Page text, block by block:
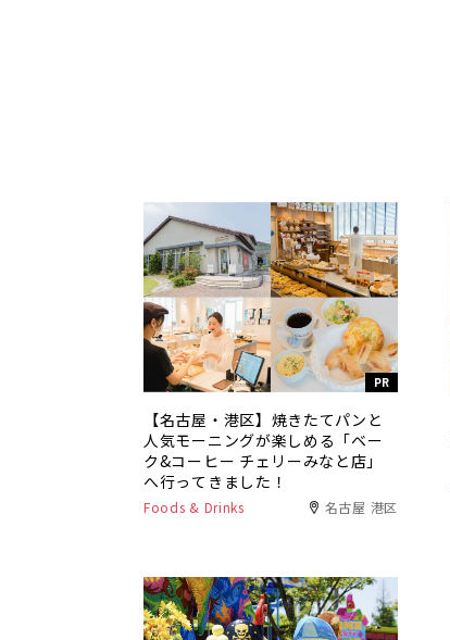
PR
【名古屋・港区】焼きたてパンと
人気モーニングが楽しめる「ベー
ク&コーヒー チェリーみなと店」
へ行ってきました！
Foods & Drinks 名古屋 港区